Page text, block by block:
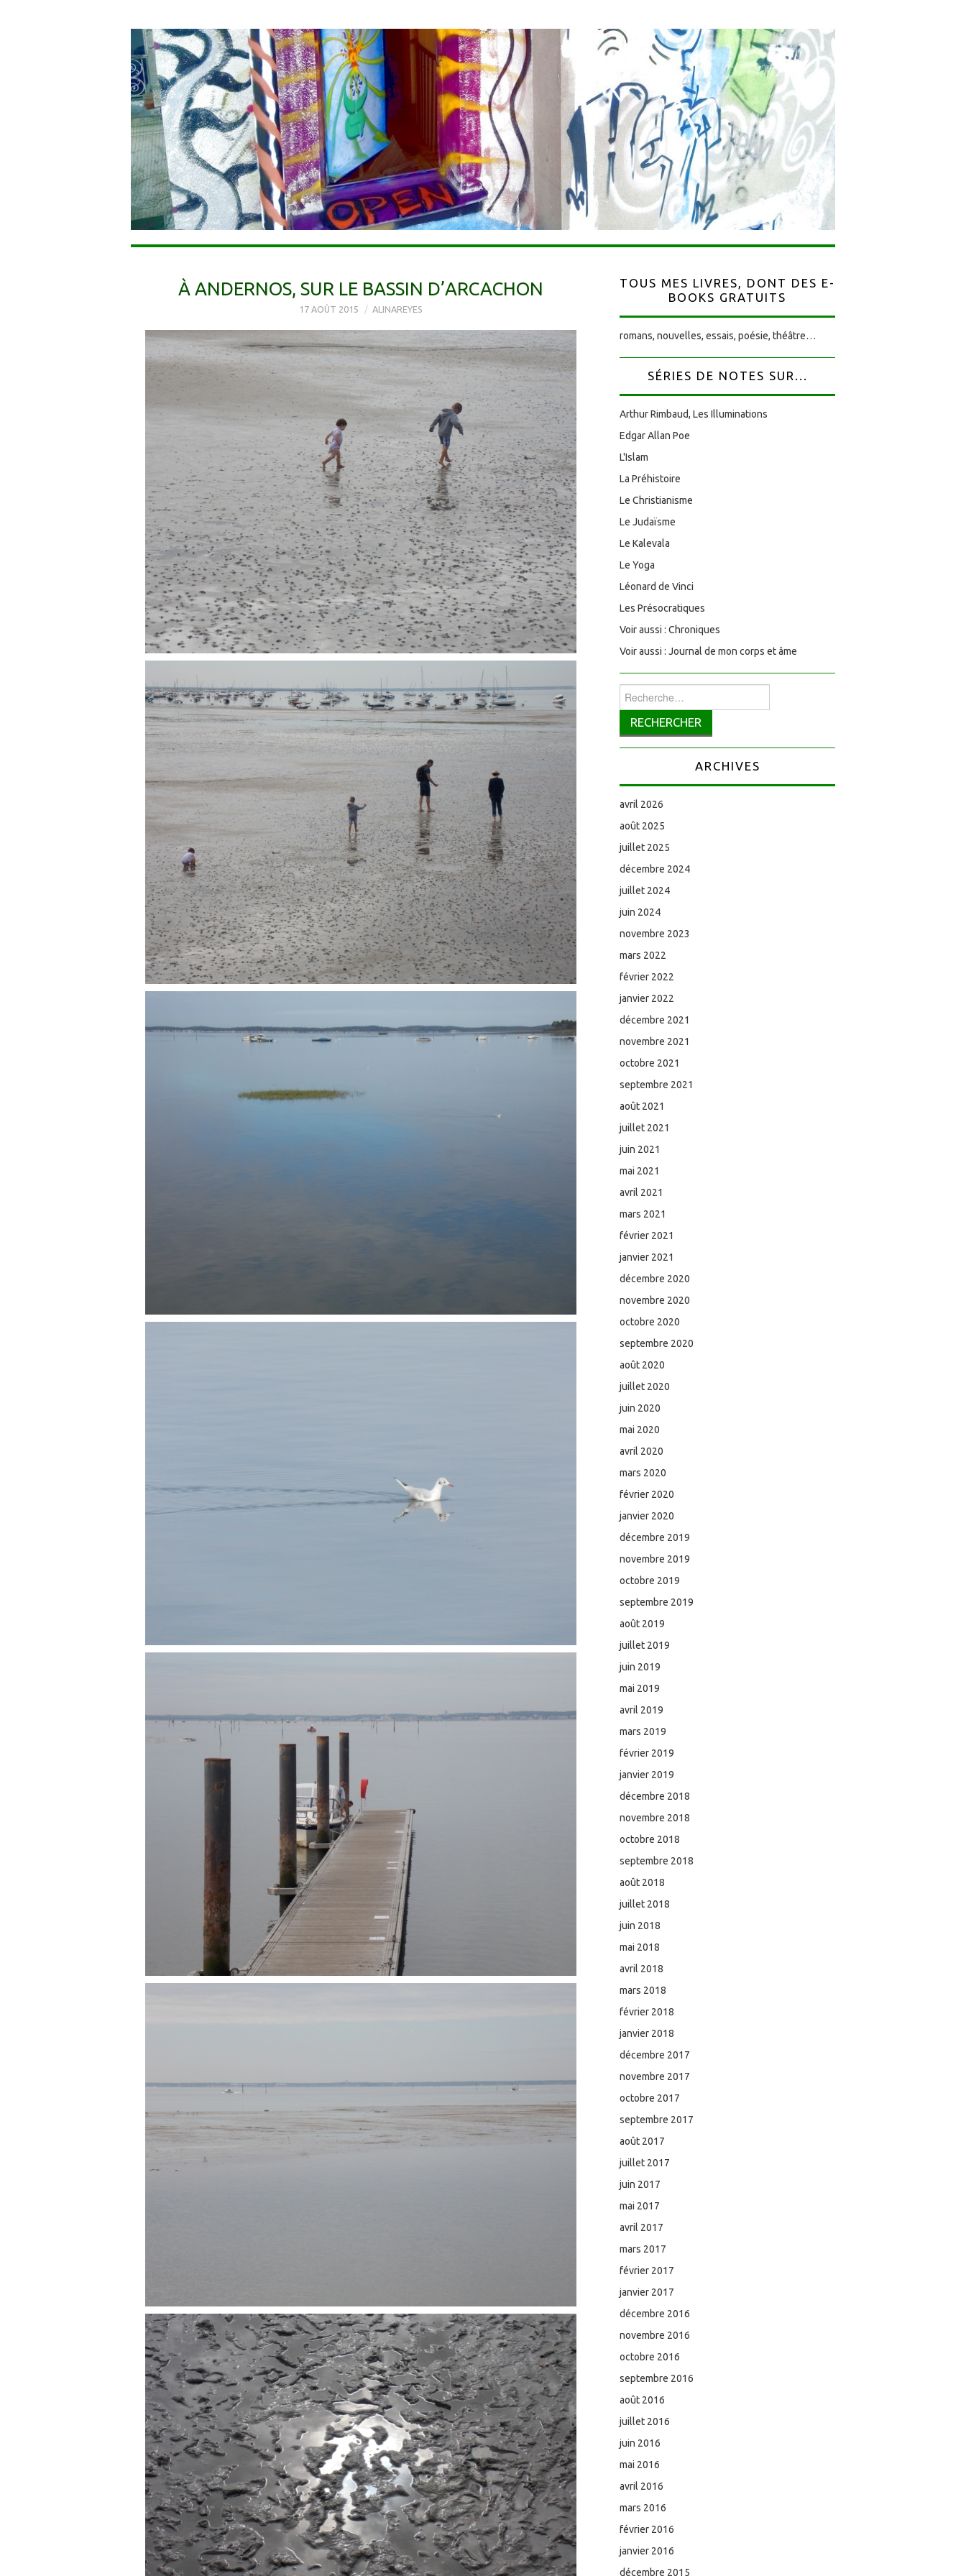
À ANDERNOS, SUR LE BASSIN D’ARCACHON
17 AOÛT 2015 ALINAREYES
TOUS MES LIVRES, DONT DES E-
BOOKS GRATUITS
romans, nouvelles, essais, poésie, théâtre…
SÉRIES DE NOTES SUR...
Arthur Rimbaud, Les Illuminations
Edgar Allan Poe
L'Islam
La Préhistoire
Le Christianisme
Le Judaïsme
Le Kalevala
Le Yoga
Léonard de Vinci
Les Présocratiques
Voir aussi : Chroniques
Voir aussi : Journal de mon corps et âme
Rechercher :
ARCHIVES
avril 2026
août 2025
juillet 2025
décembre 2024
juillet 2024
juin 2024
novembre 2023
mars 2022
février 2022
janvier 2022
décembre 2021
novembre 2021
octobre 2021
septembre 2021
août 2021
juillet 2021
juin 2021
mai 2021
avril 2021
mars 2021
février 2021
janvier 2021
décembre 2020
novembre 2020
octobre 2020
septembre 2020
août 2020
juillet 2020
juin 2020
mai 2020
avril 2020
mars 2020
février 2020
janvier 2020
décembre 2019
novembre 2019
octobre 2019
septembre 2019
août 2019
juillet 2019
juin 2019
mai 2019
avril 2019
mars 2019
février 2019
janvier 2019
décembre 2018
novembre 2018
octobre 2018
septembre 2018
août 2018
juillet 2018
juin 2018
mai 2018
avril 2018
mars 2018
février 2018
janvier 2018
décembre 2017
novembre 2017
octobre 2017
septembre 2017
août 2017
juillet 2017
juin 2017
mai 2017
avril 2017
mars 2017
février 2017
janvier 2017
décembre 2016
novembre 2016
octobre 2016
septembre 2016
août 2016
juillet 2016
juin 2016
mai 2016
avril 2016
mars 2016
février 2016
janvier 2016
décembre 2015